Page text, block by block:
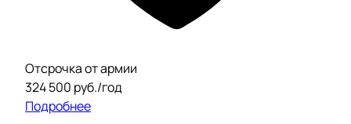
Отсрочка от армии
324 500 руб./год
Подробнее